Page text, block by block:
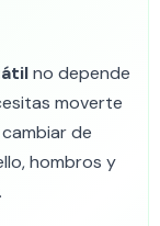
no depende
moverte
de
hombros y